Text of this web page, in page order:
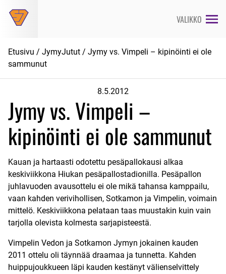
suoraan
VALIKKO
Etusivu / JymyJutut / Jymy vs. Vimpeli – kipinöinti ei ole
sammunut
8.5.2012
Jymy vs. Vimpeli –
kipinöinti ei ole sammunut
Kauan ja hartaasti odotettu pesäpallokausi alkaa
keskiviikkona Hiukan pesäpallostadionilla. Pesäpallon
juhlavuoden avausottelu ei ole mikä tahansa kamppailu,
vaan kahden verivihollisen, Sotkamon ja Vimpelin, voimain
mittelö. Keskiviikkona pelataan taas muustakin kuin vain
tarjolla olevista kolmesta sarjapisteestä.
Vimpelin Vedon ja Sotkamon Jymyn jokainen kauden
2011 ottelu oli täynnää draamaa ja tunnetta. Kahden
huippujoukkueen läpi kauden kestänyt välienselvittely